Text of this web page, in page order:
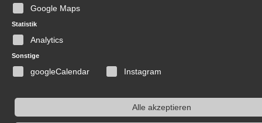
Google Maps
Statistik
Analytics
Sonstige
googleCalendar Instagram
Alle akzeptieren